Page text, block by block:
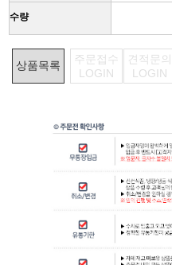
수량
상품목록
주문접수
LOGIN
견적문의
LOGIN